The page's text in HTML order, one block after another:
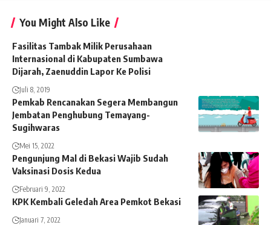
You Might Also Like
Fasilitas Tambak Milik Perusahaan
Internasional di Kabupaten Sumbawa
Dijarah, Zaenuddin Lapor Ke Polisi
Juli 8, 2019
Pemkab Rencanakan Segera Membangun
Jembatan Penghubung Temayang-
Sugihwaras
Mei 15, 2022
Pengunjung Mal di Bekasi Wajib Sudah
Vaksinasi Dosis Kedua
Februari 9, 2022
KPK Kembali Geledah Area Pemkot Bekasi
Januari 7, 2022